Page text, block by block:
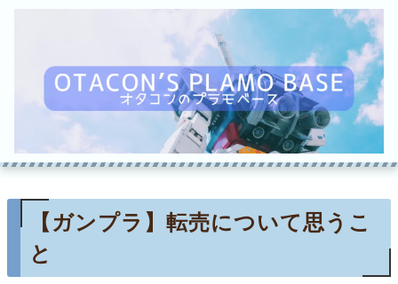
【ガンプラ】転売について思うこ
と